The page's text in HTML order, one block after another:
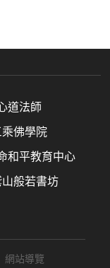
道法師
乘佛學院
和平教育中心
山般若書坊
網站導覽